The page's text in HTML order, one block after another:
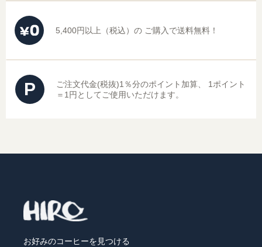
送料無料（ギフト）
スイーツ
5,400円以上（税込）の ご購入で送料無料！
P ご注文代金(税抜)1％分のポイント加算、
1ポイント
＝1円としてご使用いただけます。
お好みのコーヒーを見つける